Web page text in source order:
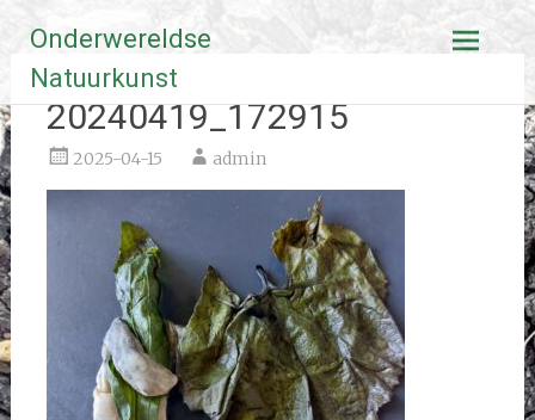
naar
inhoud
Onderwereldse
Natuurkunst
20240419_172915
2025-04-15 admin